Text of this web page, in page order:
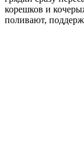
корешков и
поливают,